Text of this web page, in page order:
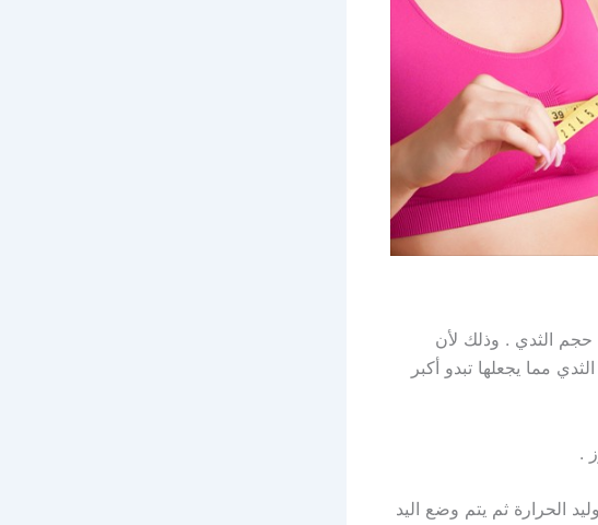
حجم الثدي . وذلك لأن
مما يجعلها تبدو أكبر
.
الحرارة ثم يتم وضع اليد